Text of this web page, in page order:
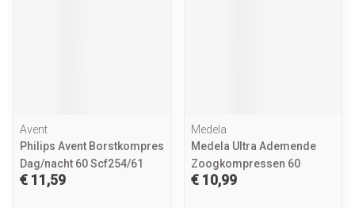
Avent
Philips Avent Borstkompres
Dag/nacht 60 Scf254/61
€ 11,59
Medela
Medela Ultra Ademende
Zoogkompressen 60
€ 10,99